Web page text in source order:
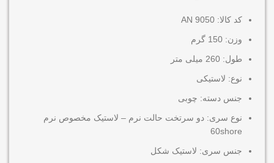
کد کالا: AN 9050
وزن: 150 گرم
طول: 260 میلی متر
نوع: لاستیکی
جنس دسته: چوبی
نوع سری: دو سرتخت حالت نرم – لاستیک مخصوص نرم
60shore
جنس سری: لاستیک شکل